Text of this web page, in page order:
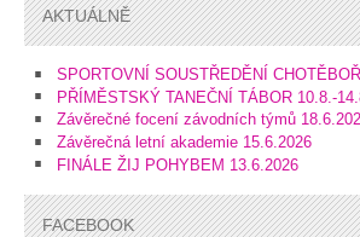
AKTUÁLNĚ
SPORTOVNÍ SOUSTŘEDĚNÍ
PŘÍMĚSTSKÝ TANEČNÍ TÁBOR 10.8.-
Závěrečné focení závodních týmů
Závěrečná letní akademie 15.6.2026
FINÁLE ŽIJ POHYBEM 13.6.2026
FACEBOOK